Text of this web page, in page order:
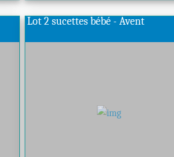
Lot 2 sucettes bébé - Avent